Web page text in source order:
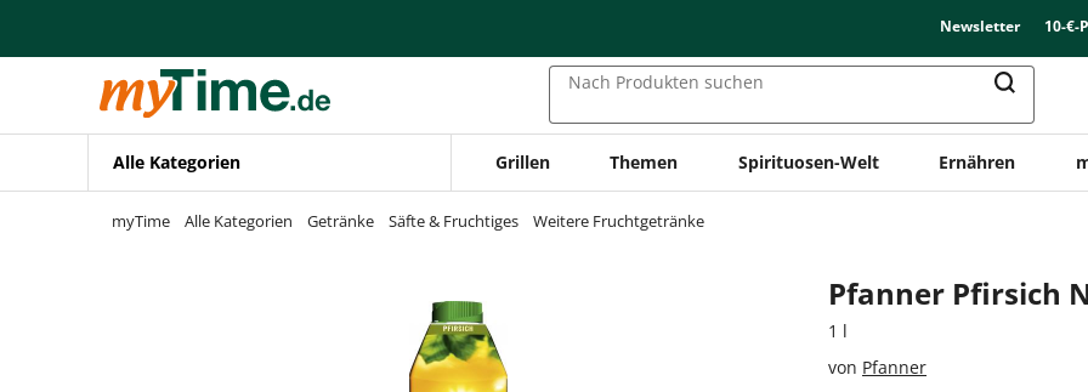
Zur Navigation springen
Zur Suche springen
Newsletter 10-€-
Nach Produkten suchen
Alle Kategorien Grillen Themen Spirituosen-Welt Ernähren
myTime Alle Kategorien Getränke Säfte & Fruchtiges Weitere Fruchtgetränke
Pfanner Pfirsich
1 l
von Pfanner